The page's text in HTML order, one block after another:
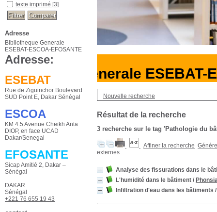
Generale ESEBAT-
Nouvelle recherche
Résultat de la recherche
3 recherche sur le tag 'Pathologie du
Affiner la recherche
externes
Analyse des fissurations dans le
L'humidité dans le bâtiment /
Infiltration d'eau dans les bâtiments
texte imprimé [3]
Adresse
Bibliotheque Generale
ESEBAT-ESCOA-EFOSANTE
Adresse:
ESEBAT
Rue de Ziguinchor Boulevard
SUD Point E, Dakar Sénégal
ESCOA
KM 4.5 Avenue Cheikh Anta
DIOP, en face UCAD
Dakar/Senegal
EFOSANTE
Sicap Amitié 2, Dakar –
Sénégal
DAKAR
Sénégal
+221 76 655 19 43